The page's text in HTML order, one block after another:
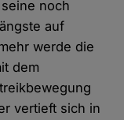
noch
auf
werde die
dem
vertieft sich in